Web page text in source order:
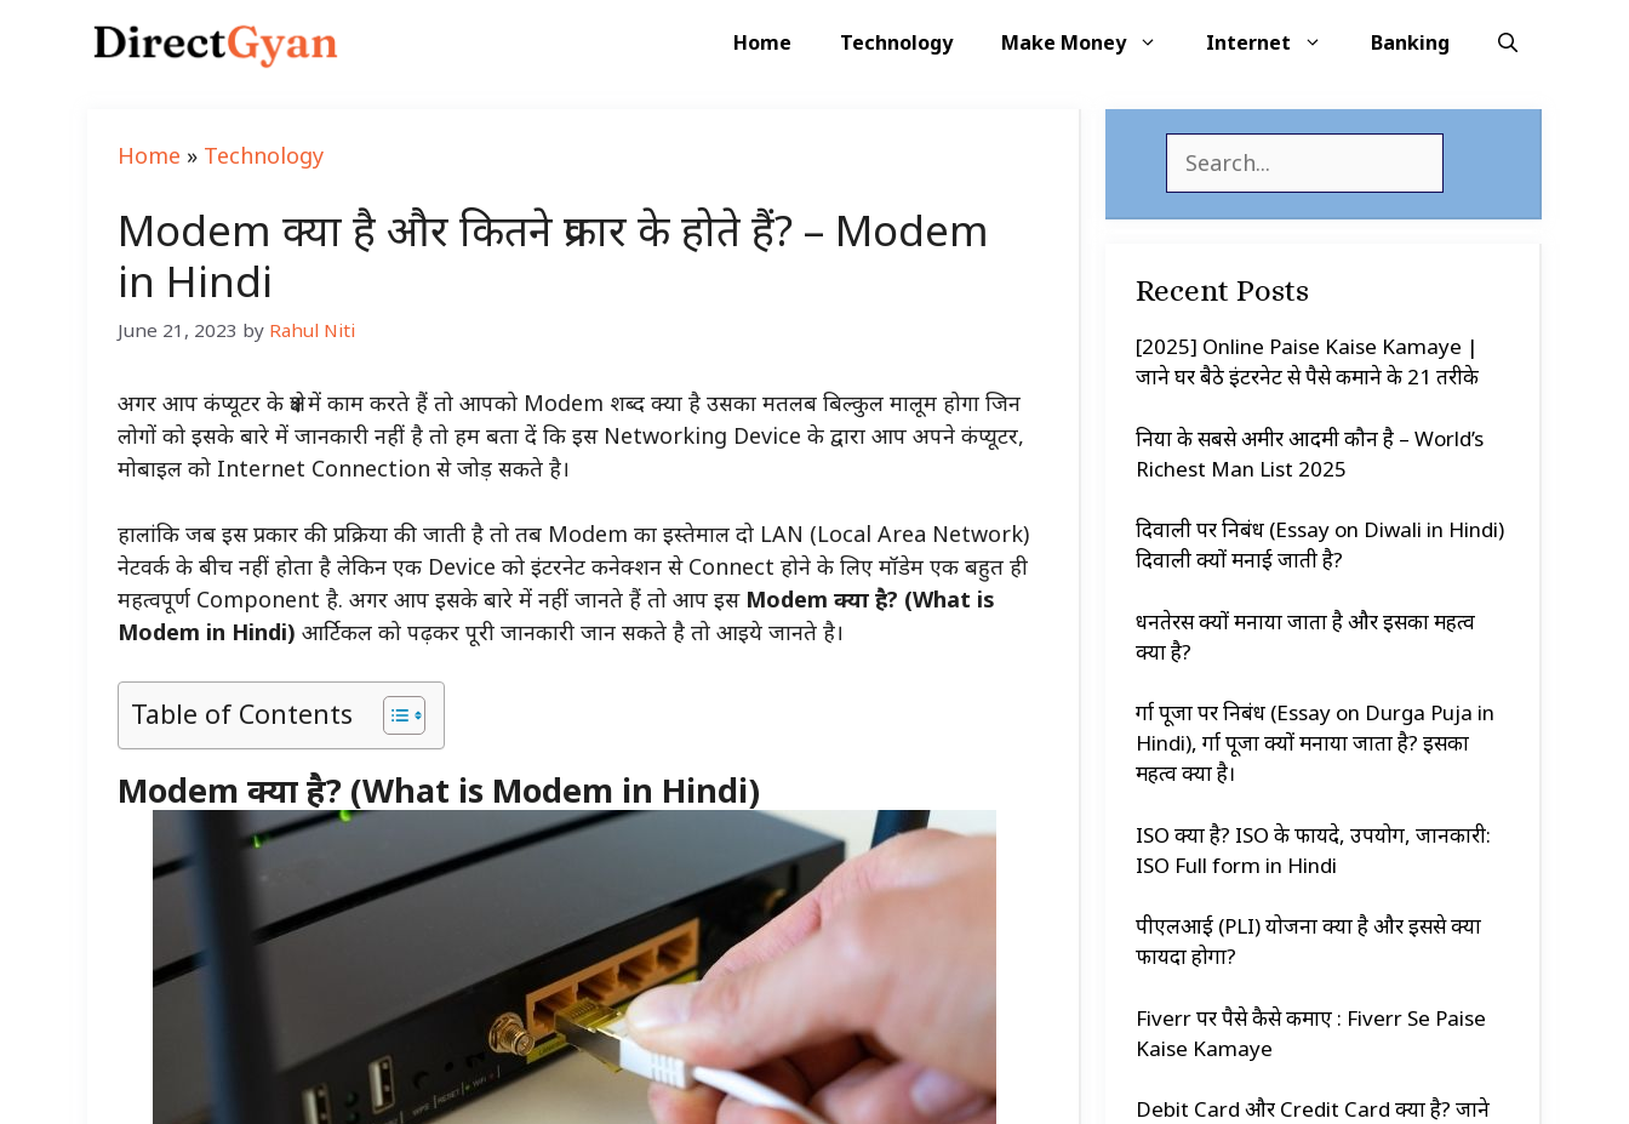
Home Technology Make Money Internet Banking
Home » Technology
Modem क्या है और कितने प्रकार के होते हैं? – Modem
in Hindi
June 21, 2023 by Rahul Niti
अगर आप कंप्यूटर के क्षेत्र में काम करते हैं तो आपको Modem शब्द क्या है उसका मतलब बिल्कुल मालूम होगा जिन
लोगों को इसके बारे में जानकारी नहीं है तो हम बता दें कि इस Networking Device के द्वारा आप अपने कंप्यूटर,
मोबाइल को Internet Connection से जोड़ सकते है।
हालांकि जब इस प्रकार की प्रक्रिया की जाती है तो तब Modem का इस्तेमाल दो LAN (Local Area Network)
नेटवर्क के बीच नहीं होता है लेकिन एक Device को इंटरनेट कनेक्शन से Connect होने के लिए मॉडेम एक बहुत ही
महत्वपूर्ण Component है. अगर आप इसके बारे में नहीं जानते हैं तो आप इस Modem क्या है? (What is
Modem in Hindi) आर्टिकल को पढ़कर पूरी जानकारी जान सकते है तो आइये जानते है।
Table of Contents
Modem क्या है? (What is Modem in Hindi)
h
Recent Posts
[2025] Online Paise Kaise Kamaye |
जाने घर बैठे इंटरनेट से पैसे कमाने के 21 तरीके
दुनिया के सबसे अमीर आदमी कौन है – World’s
Richest Man List 2025
दिवाली पर निबंध (Essay on Diwali in Hindi)
दिवाली क्यों मनाई जाती है?
धनतेरस क्यों मनाया जाता है और इसका महत्व
क्या है?
दुर्गा पूजा पर निबंध (Essay on Durga Puja in
Hindi), दुर्गा पूजा क्यों मनाया जाता है? इसका
महत्व क्या है।
ISO क्या है? ISO के फायदे, उपयोग, जानकारी:
ISO Full form in Hindi
पीएलआई (PLI) योजना क्या है और इससे क्या
फायदा होगा?
Fiverr पर पैसे कैसे कमाए : Fiverr Se Paise
Kaise Kamaye
Debit Card और Credit Card क्या है? जाने